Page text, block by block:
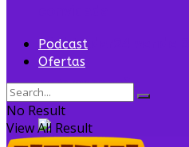
Flightradar24 vende
para expansão
Podcast
Ofertas
No Result
View All Result